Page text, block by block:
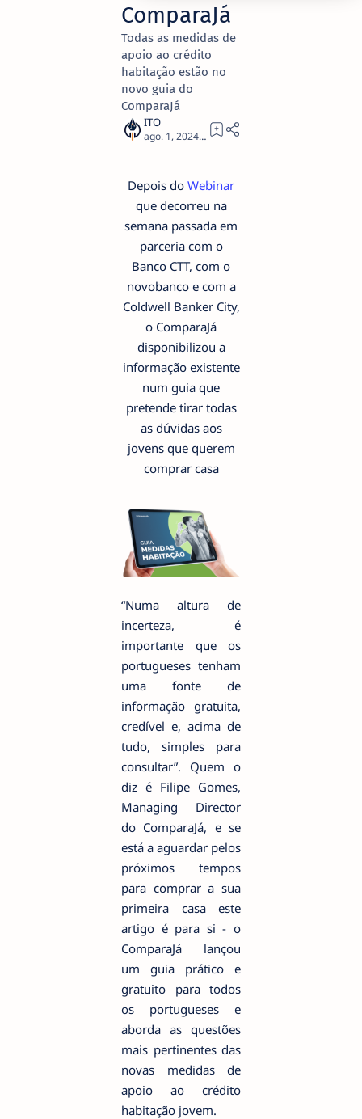
ComparaJá
Todas as medidas de
apoio ao crédito
habitação estão no
novo guia do
ComparaJá
2
Depois do Webinar
que decorreu na
semana passada em
parceria com o
Banco CTT, com o
novobanco e com a
Coldwell Banker City,
o ComparaJá
disponibilizou a
informação existente
num guia que
pretende tirar todas
as dúvidas aos
jovens que querem
comprar casa
“Numa altura de
incerteza, é
importante que os
portugueses tenham
uma fonte de
informação gratuita,
credível e, acima de
tudo, simples para
consultar”. Quem o
diz é Filipe Gomes,
Managing Director
do ComparaJá, e se
está a aguardar pelos
próximos tempos
para comprar a sua
primeira casa este
artigo é para si - o
ComparaJá lançou
um guia prático e
gratuito para todos
os portugueses e
aborda as questões
mais pertinentes das
novas medidas de
apoio ao crédito
habitação jovem.